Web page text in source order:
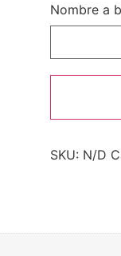
Nombre a
SKU: N/D